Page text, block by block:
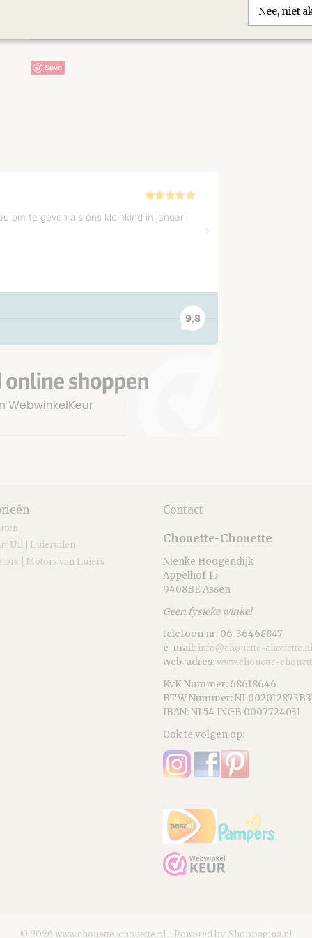
Save
Uil | Luieruilen
| Motors van Luiers
Contact
Chouette-Chouette
Nienke Hoogendijk
Appelhof 15
9408BE Assen
Geen fysieke winkel
telefoon nr: 06-36468847
e-mail: info@chouette-chouette.nl
web-adres: www.chouette-
KvK Nummer: 68618646
BTW Nummer:
IBAN: NL54 INGB 0007724031
Ook te volgen op:
© 2026 www.chouette-chouette.nl - Powered by Shoppagina.nl
Nee, niet